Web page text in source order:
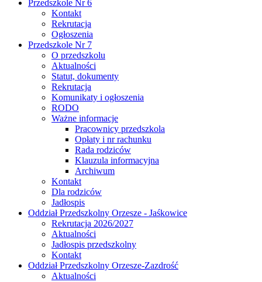
Przedszkole Nr 6
Kontakt
Rekrutacja
Ogłoszenia
Przedszkole Nr 7
O przedszkolu
Aktualności
Statut, dokumenty
Rekrutacja
Komunikaty i ogłoszenia
RODO
Ważne informacje
Pracownicy przedszkola
Opłaty i nr rachunku
Rada rodziców
Klauzula informacyjna
Archiwum
Kontakt
Dla rodziców
Jadłospis
Oddział Przedszkolny Orzesze - Jaśkowice
Rekrutacja 2026/2027
Aktualności
Jadłospis przedszkolny
Kontakt
Oddział Przedszkolny Orzesze-Zazdrość
Aktualności